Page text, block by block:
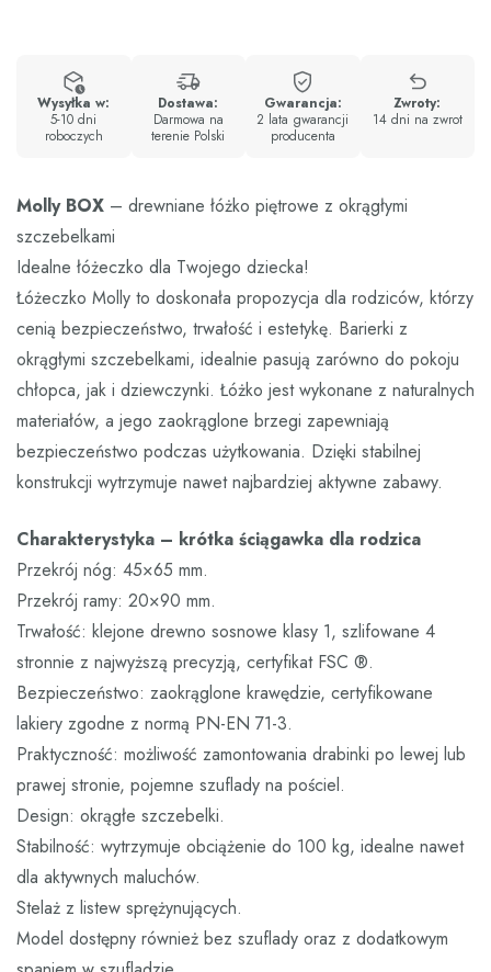
Wysyłka w:
5-10 dni
roboczych
Dostawa:
Darmowa na
terenie Polski
Gwarancja:
2 lata gwarancji
producenta
Zwroty:
14 dni na zwrot
Molly BOX – drewniane łóżko piętrowe z okrągłymi
szczebelkami
Idealne łóżeczko dla Twojego dziecka!
Łóżeczko Molly to doskonała propozycja dla rodziców, którzy
cenią bezpieczeństwo, trwałość i estetykę. Barierki z
okrągłymi szczebelkami, idealnie pasują zarówno do pokoju
chłopca, jak i dziewczynki. Łóżko jest wykonane z naturalnych
materiałów, a jego zaokrąglone brzegi zapewniają
bezpieczeństwo podczas użytkowania. Dzięki stabilnej
konstrukcji wytrzymuje nawet najbardziej aktywne zabawy.
Charakterystyka – krótka ściągawka dla rodzica
Przekrój nóg: 45×65 mm.
Przekrój ramy: 20×90 mm.
Trwałość: klejone drewno sosnowe klasy 1, szlifowane 4
stronnie z najwyższą precyzją, certyfikat FSC ®.
Bezpieczeństwo: zaokrąglone krawędzie, certyfikowane
lakiery zgodne z normą PN-EN 71-3.
Praktyczność: możliwość zamontowania drabinki po lewej lub
prawej stronie, pojemne szuflady na pościel.
Design: okrągłe szczebelki.
Stabilność: wytrzymuje obciążenie do 100 kg, idealne nawet
dla aktywnych maluchów.
Stelaż z listew sprężynujących.
Model dostępny również bez szuflady oraz z dodatkowym